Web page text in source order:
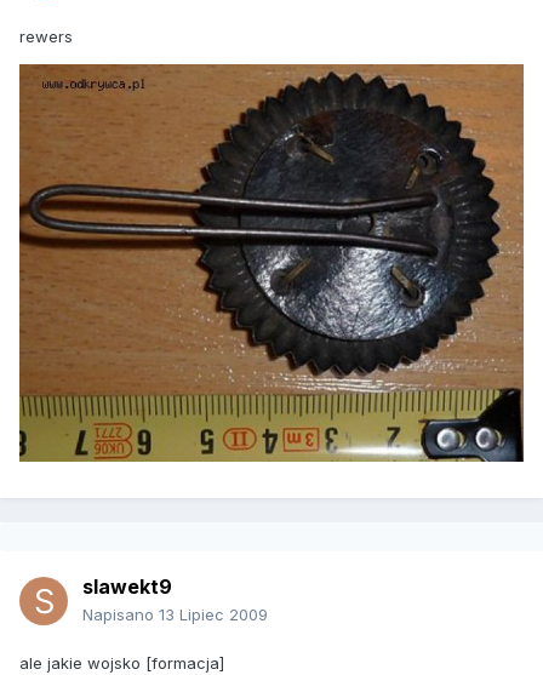
rewers
slawekt9
Napisano 13 Lipiec 2009
ale jakie wojsko [formacja]